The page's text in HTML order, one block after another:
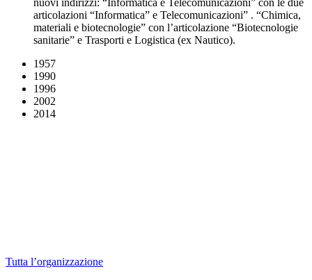
articolazioni “Informatica” e Telecomunicazioni” . “Chimica,
materiali e biotecnologie” con l’articolazione “Biotecnologie
sanitarie” e Trasporti e Logistica (ex Nautico).
1957
1990
1996
2002
2014
Tutta l’organizzazione